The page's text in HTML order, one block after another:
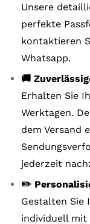
Unsere
perfekte
kontaktieren
Whatsapp.
🚚
Erhalten Sie
Werktagen.
dem Versand
jederzeit
✏️
Gestalten Sie
individuell mit